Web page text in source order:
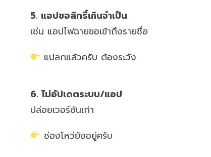
5. แอปขอสิทธิ์เกินจำเป็น
เช่น แอปไฟฉายขอเข้าถึงรายชื่อ
แปลกแล้วครับ ต้องระวัง
6. ไม่อัปเดตระบบ/แอป
ปล่อยเวอร์ชันเก่า
ช่องโหว่ยังอยู่ครับ